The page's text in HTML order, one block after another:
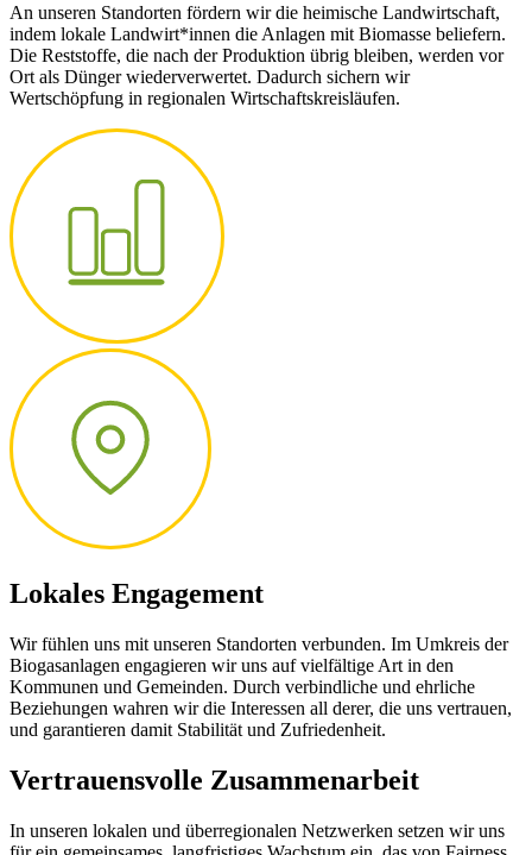
An unseren Standorten fördern wir die heimische Landwirtschaft,
indem lokale Landwirt*innen die Anlagen mit Biomasse beliefern.
Die Reststoffe, die nach der Produktion übrig bleiben, werden vor
Ort als Dünger wiederverwertet. Dadurch sichern wir
Wertschöpfung in regionalen Wirtschaftskreisläufen.
Lokales Engagement
Wir fühlen uns mit unseren Standorten verbunden. Im Umkreis der
Biogasanlagen engagieren wir uns auf vielfältige Art in den
Kommunen und Gemeinden. Durch verbindliche und ehrliche
Beziehungen wahren wir die Interessen all derer, die uns vertrauen,
und garantieren damit Stabilität und Zufriedenheit.
Vertrauensvolle Zusammenarbeit
In unseren lokalen und überregionalen Netzwerken setzen wir uns